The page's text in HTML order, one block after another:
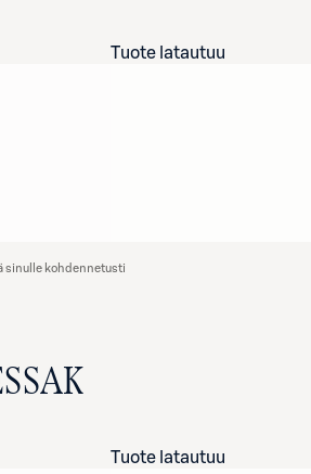
Tuote latautuu
sinulle kohdennetusti
Tuote latautuu